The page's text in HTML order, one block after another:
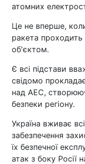
атомних
Це не вперше,
ракета
об'єктом.
Є всі підстави
свідомо
над АЕС,
безпеки регіону.
Україна вживає
забезпечення
їх безпечної
атак з боку Росії